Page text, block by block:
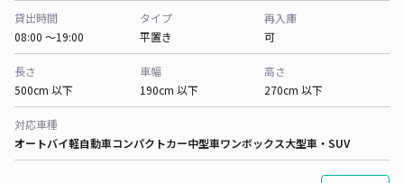
貸出時間
08:00 〜19:00
タイプ
平置き
再入庫
可
長さ
500cm 以下
車幅
190cm 以下
高さ
270cm 以下
対応車種
オートバイ軽自動車コンパクトカー中型車ワンボックス大型車・SUV